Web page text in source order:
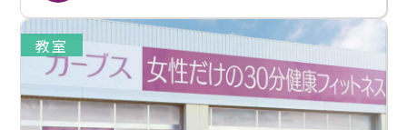
教室